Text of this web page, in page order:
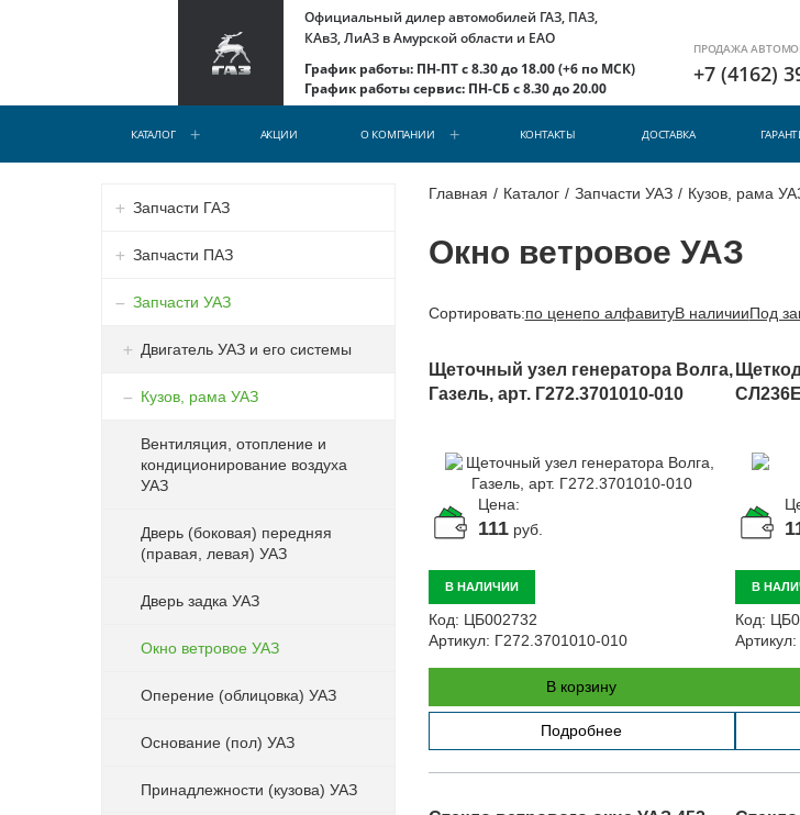
Официальный дилер автомобилей ГАЗ, ПАЗ,
КАвЗ, ЛиАЗ в Амурской области и ЕАО
График работы: ПН-ПТ с 8.30 до 18.00 (+6 по МСК)
График работы сервис: ПН-СБ с 8.30 до 20.00
ПРОДАЖА
+7 (4162)
КАТАЛОГ АКЦИИ О КОМПАНИИ КОНТАКТЫ ДОСТАВКА
Главная / Каталог / Запчасти УАЗ / Кузов, рама
Окно ветровое УАЗ
Запчасти ГАЗ
Запчасти ПАЗ
Запчасти УАЗ
Двигатель УАЗ и его системы
Кузов, рама УАЗ
Вентиляция, отопление и
кондиционирование воздуха
УАЗ
Дверь (боковая) передняя
(правая, левая) УАЗ
Дверь задка УАЗ
Окно ветровое УАЗ
Оперение (облицовка) УАЗ
Основание (пол) УАЗ
Принадлежности (кузова) УАЗ
Сортировать:по ценепо алфавитуВ наличииПод
Щеточный узел генератора Волга,
Газель, арт. Г272.3701010-010
Цена:
111руб.
В НАЛИЧИИ
Код: ЦБ002732
Артикул: Г272.3701010-010
В корзину
Подробнее
В
Код:
Артикул: